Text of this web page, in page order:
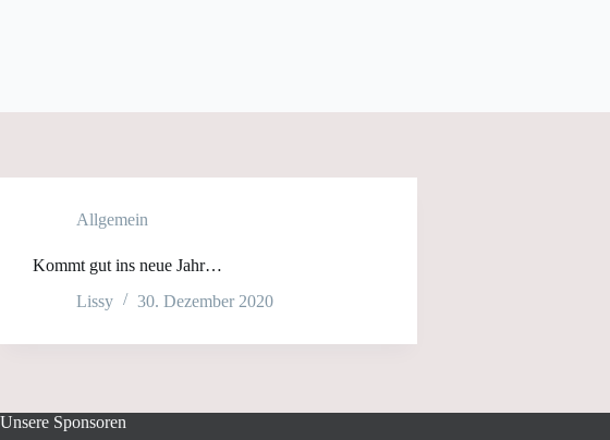
Allgemein
Kommt gut ins neue Jahr…
Lissy
30. Dezember 2020
Unsere Sponsoren